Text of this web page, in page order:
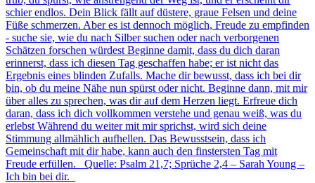
schier endlos. Dein Blick fällt auf düstere, graue Felsen und deine
Füße schmerzen. Aber es ist dennoch möglich, Freude zu empfinden
- suche sie, wie du nach Silber suchen oder nach verborgenen
Schätzen forschen würdest Beginne damit, dass du dich daran
erinnerst, dass ich diesen Tag geschaffen habe; er ist nicht das
Ergebnis eines blinden Zufalls. Mache dir bewusst, dass ich bei dir
bin, ob du meine Nähe nun spürst oder nicht. Beginne dann, mit mir
über alles zu sprechen, was dir auf dem Herzen liegt. Erfreue dich
daran, dass ich dich vollkommen verstehe und genau weiß, was du
erlebst Während du weiter mit mir sprichst, wird sich deine
Stimmung allmählich aufhellen. Das Bewusstsein, dass ich
Gemeinschaft mit dir habe, kann auch den finstersten Tag mit
Freude erfüllen. Quelle: Psalm 21,7; Sprüche 2,4 – Sarah Young –
Ich bin bei dir.